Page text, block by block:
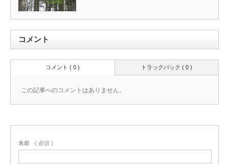
コメント
トラックバック ( 0 )
コメント ( 0 )
この記事へのコメントはありません。
名前 ( 必須 )